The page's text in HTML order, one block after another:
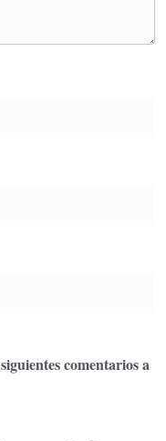
comentarios a